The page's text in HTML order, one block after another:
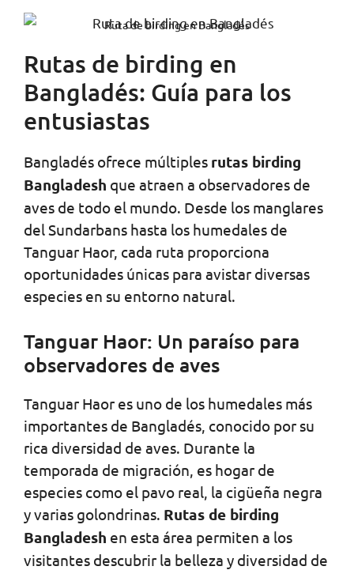
Ruta de birding en Bangladés
Rutas de birding en
Bangladés: Guía para los
entusiastas
Bangladés ofrece múltiples rutas birding
Bangladesh que atraen a observadores de
aves de todo el mundo. Desde los manglares
del Sundarbans hasta los humedales de
Tanguar Haor, cada ruta proporciona
oportunidades únicas para avistar diversas
especies en su entorno natural.
Tanguar Haor: Un paraíso para
observadores de aves
Tanguar Haor es uno de los humedales más
importantes de Bangladés, conocido por su
rica diversidad de aves. Durante la
temporada de migración, es hogar de
especies como el pavo real, la cigüeña negra
y varias golondrinas. Rutas de birding
Bangladesh en esta área permiten a los
visitantes descubrir la belleza y diversidad de